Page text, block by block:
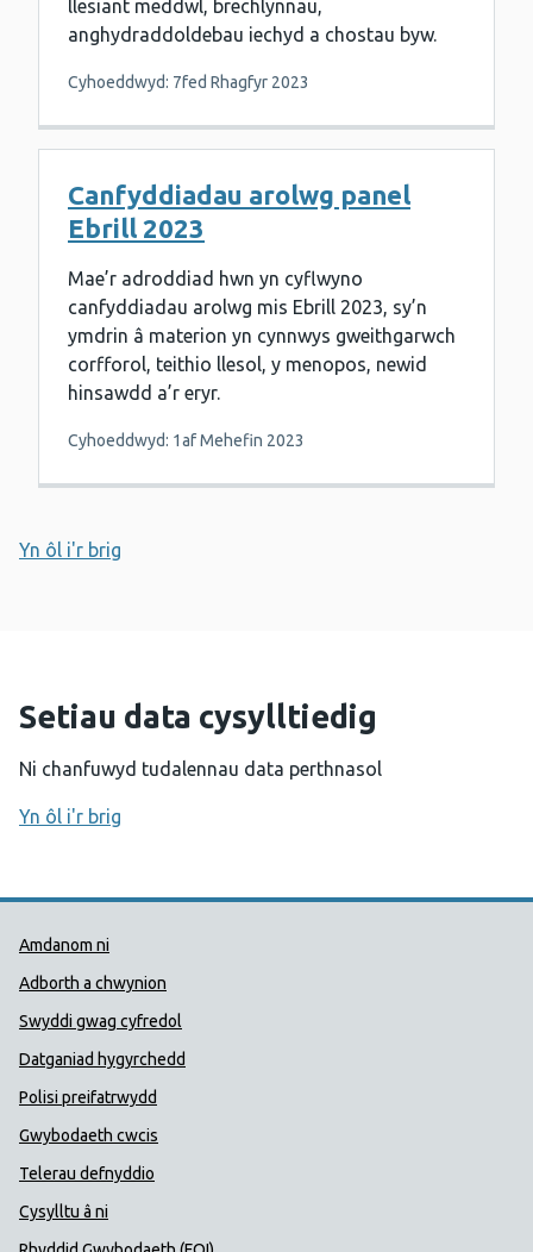
llesiant meddwl, brechlynnau,
anghydraddoldebau iechyd a chostau byw.
Cyhoeddwyd: 7fed Rhagfyr 2023
Canfyddiadau arolwg panel
Ebrill 2023
Mae’r adroddiad hwn yn cyflwyno
canfyddiadau arolwg mis Ebrill 2023, sy’n
ymdrin â materion yn cynnwys gweithgarwch
corfforol, teithio llesol, y menopos, newid
hinsawdd a’r eryr.
Cyhoeddwyd: 1af Mehefin 2023
Yn ôl i'r brig
Setiau data cysylltiedig
Ni chanfuwyd tudalennau data perthnasol
Yn ôl i'r brig
Dolenni Cymorth Iechyd
Amdanom ni
Adborth a chwynion
Swyddi gwag cyfredol
Datganiad hygyrchedd
Polisi preifatrwydd
Gwybodaeth cwcis
Telerau defnyddio
Cysylltu â ni